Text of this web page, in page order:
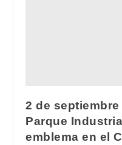
2 de
Parque
emblema en el